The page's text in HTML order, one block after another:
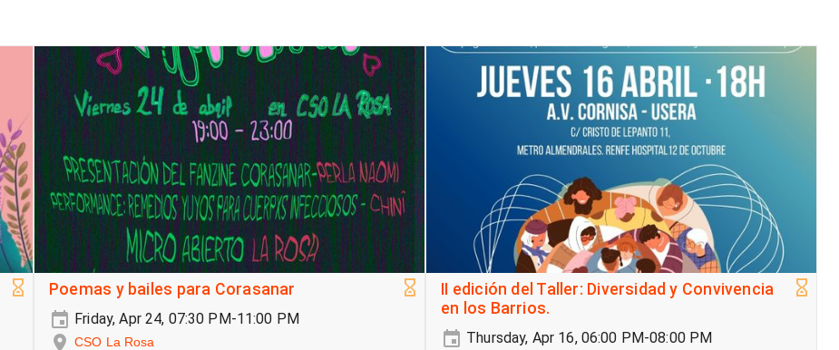
Poemas y bailes para Corasanar
Friday, Apr 24, 07:30 PM-11:00 PM
CSO La Rosa
II edición del Taller: Diversidad y Convivencia
en los Barrios.
Thursday, Apr 16, 06:00 PM-08:00 PM